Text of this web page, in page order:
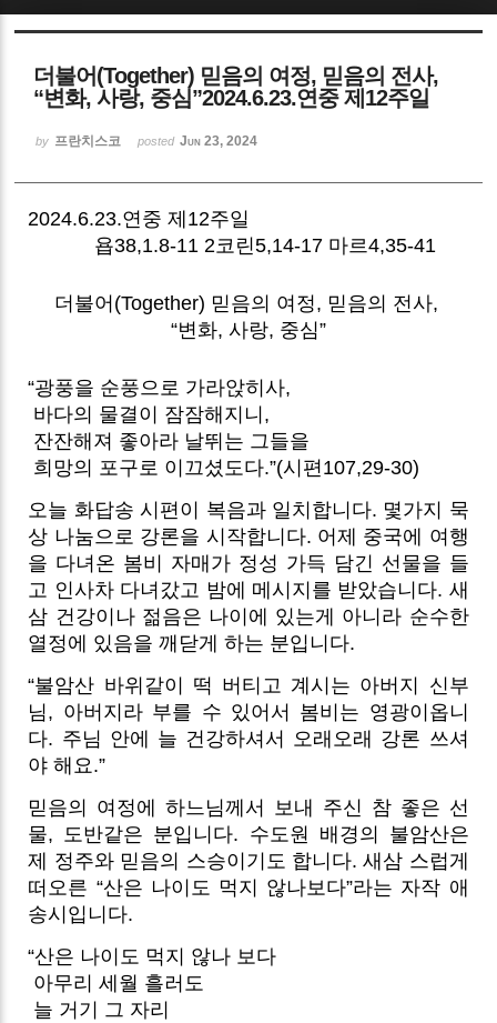
더불어(Together) 믿음의 여정, 믿음의 전사,
“변화, 사랑, 중심”2024.6.23.연중 제12주일
by 프란치스코 posted Jun 23, 2024
2024.6.23.연중 제12주일
욥38,1.8-11 2코린5,14-17 마르4,35-41
더불어(Together) 믿음의 여정, 믿음의 전사,
“변화, 사랑, 중심”
“광풍을 순풍으로 가라앉히사,
바다의 물결이 잠잠해지니,
잔잔해져 좋아라 날뛰는 그들을
희망의 포구로 이끄셨도다.”(시편107,29-30)
오늘 화답송 시편이 복음과 일치합니다. 몇가지 묵
상 나눔으로 강론을 시작합니다. 어제 중국에 여행
을 다녀온 봄비 자매가 정성 가득 담긴 선물을 들
고 인사차 다녀갔고 밤에 메시지를 받았습니다. 새
삼 건강이나 젊음은 나이에 있는게 아니라 순수한
열정에 있음을 깨닫게 하는 분입니다.
“불암산 바위같이 떡 버티고 계시는 아버지 신부
님, 아버지라 부를 수 있어서 봄비는 영광이옵니
다. 주님 안에 늘 건강하셔서 오래오래 강론 쓰셔
야 해요.”
믿음의 여정에 하느님께서 보내 주신 참 좋은 선
물, 도반같은 분입니다. 수도원 배경의 불암산은
제 정주와 믿음의 스승이기도 합니다. 새삼 스럽게
떠오른 “산은 나이도 먹지 않나보다”라는 자작 애
송시입니다.
“산은 나이도 먹지 않나 보다
아무리 세월 흘러도
늘 거기 그 자리
Sketchbook5, 스케치북5
Sketchbook5, 스케치북5